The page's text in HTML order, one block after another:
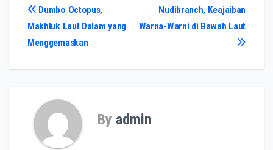
Post
navigation
Nudibranch, Keajaiban
Warna-Warni di Bawah Laut
Dumbo Octopus,
Makhluk Laut Dalam yang
Menggemaskan
By admin